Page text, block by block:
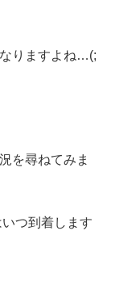
りますよね…(;
を尋ねてみま
つ到着します